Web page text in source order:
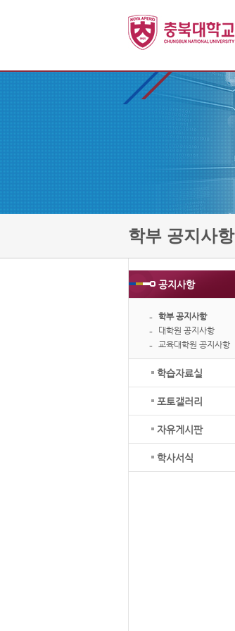
공지사항
학부 공지사항
대학원 공지사항
교육대학원 공지사항
학습자료실
포토갤러리
자유게시판
학사서식
학부 공지사항